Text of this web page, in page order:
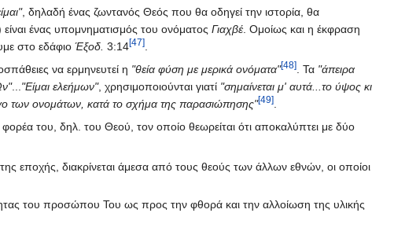
, δηλαδή ένας ζωντανός Θεός που θα οδηγεί την ιστορία, θα
ένας υπομνηματισμός του ονόματος Γιαχβέ. Ομοίως και η έκφραση
στο εδάφιο Έξοδ. 3:14[47].
να ερμηνευτεί η "θεία φύση με μερικά ονόματα"[48]. Τα "άπειρα
..."Είμαι ελεήμων", χρησιμοποιούνται γιατί "σημαίνεται μ' αυτά...το ύψος κι
των ονομάτων, κατά το σχήμα της παρασιώπησης"[49].
του, δηλ. του Θεού, τον οποίο θεωρείται ότι αποκαλύπτει με δύο
εποχής, διακρίνεται άμεσα από τους θεούς των άλλων εθνών, οι οποίοι
του προσώπου Του ως προς την φθορά και την αλλοίωση της υλικής